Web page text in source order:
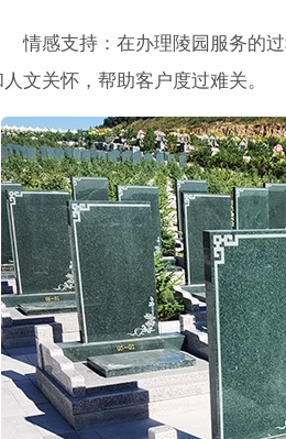
情感支持：在办理陵园服务的
人文关怀，帮助客户度过难关。